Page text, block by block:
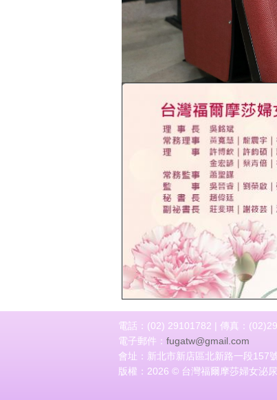
電話：(02) 29101782 | 傳真：
電子郵件： fugatw@gmail.com
會址：新北市新店區北新路一段157
版權：2026 © 台灣福爾摩莎婦女泌